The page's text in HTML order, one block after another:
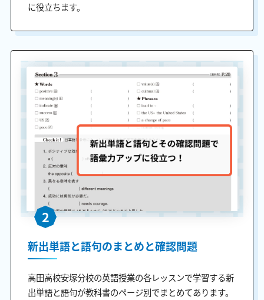
に役立ちます。
2
新出単語と語句のまとめと確認問題
高田高校安塚分校の英語授業の各レッスンで学習する新
出単語と語句が教科書のページ別でまとめてあります。